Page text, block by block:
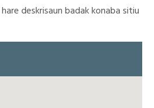
deskrisaun badak konaba sitiu